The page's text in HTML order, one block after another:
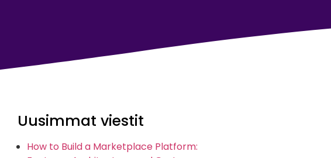
Uusimmat viestit
How to Build a Marketplace Platform: